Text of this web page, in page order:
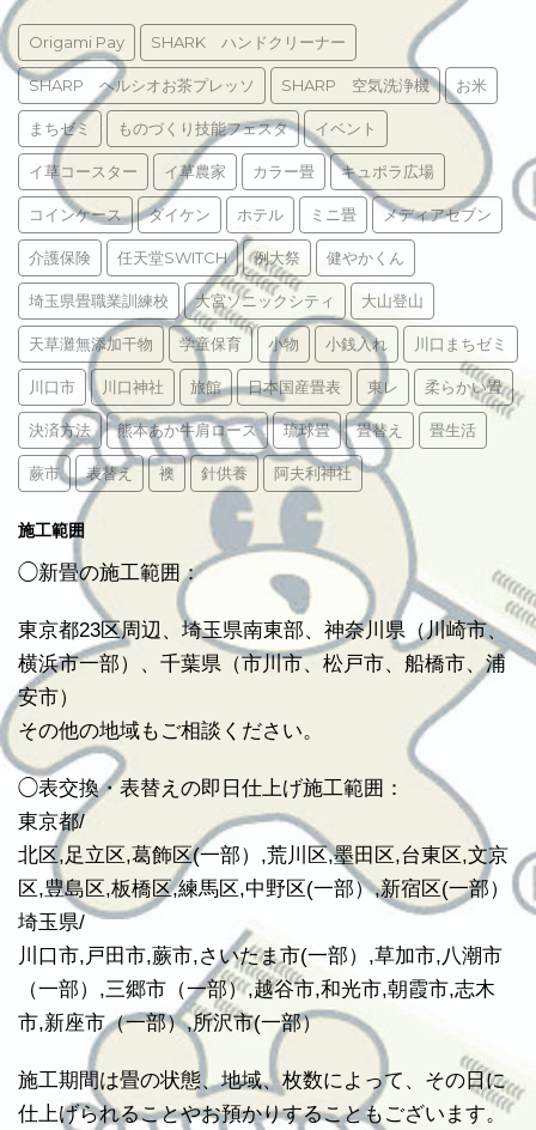
Origami Pay SHARK ハンドクリーナー
SHARP ヘルシオお茶プレッソ SHARP 空気洗浄機 お米
まちゼミ ものづくり技能フェスタ イベント
イ草コースター イ草農家 カラー畳 キュポラ広場
コインケース ダイケン ホテル ミニ畳 メディアセブン
介護保険 任天堂SWITCH 例大祭 健やかくん
埼玉県畳職業訓練校 大宮ソニックシティ 大山登山
天草灘無添加干物 学童保育 小物 小銭入れ 川口まちゼミ
川口市 川口神社 旅館 日本国産畳表 東レ 柔らかい畳
決済方法 熊本あか牛肩ロース 琉球畳 畳替え 畳生活
蕨市 表替え 襖 針供養 阿夫利神社
施工範囲
◯新畳の施工範囲：
東京都23区周辺、埼玉県南東部、神奈川県（川崎市、
横浜市一部）、千葉県（市川市、松戸市、船橋市、浦
安市）
その他の地域もご相談ください。
◯表交換・表替えの即日仕上げ施工範囲：
東京都/
北区,足立区,葛飾区(一部）,荒川区,墨田区,台東区,文京
区,豊島区,板橋区,練馬区,中野区(一部）,新宿区(一部）
埼玉県/
川口市,戸田市,蕨市,さいたま市(一部）,草加市,八潮市
（一部）,三郷市（一部）,越谷市,和光市,朝霞市,志木
市,新座市（一部）,所沢市(一部）
施工期間は畳の状態、地域、枚数によって、その日に
仕上げられることやお預かりすることもございます。